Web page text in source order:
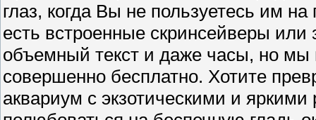
глаз, когда Вы не пользуетесь им
есть встроенные скринсейверы или
объемный текст и даже часы, но мы
совершенно бесплатно. Хотите
аквариум с экзотическими и